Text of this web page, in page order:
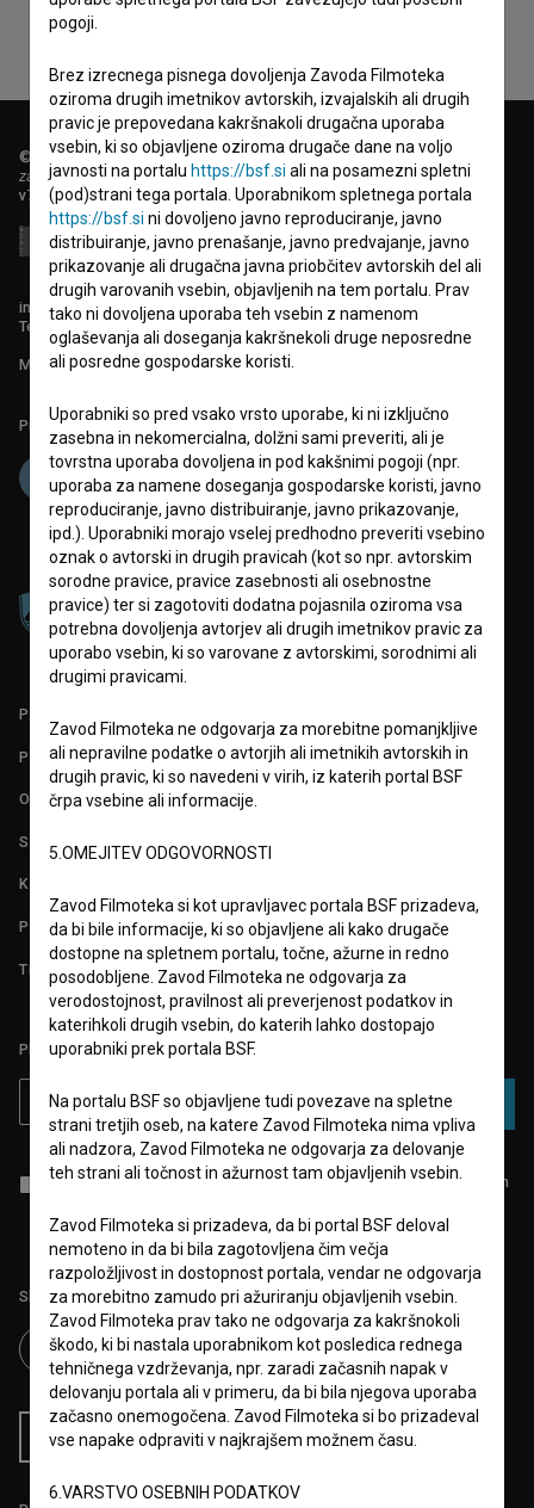
© 2018-2026, Filmoteka,
zavod za širjenje filmske kulture
v7.151.0
info@filmoteka.si
Tehnična pomoč: podpora@bsf.si
Mednarodna številka ISSN 2670-787X
Projekt sofinancira:
PARTNERJI
POGOJI UPORABE
O PROJEKTU
STATISTIKA
KONTAKT
POGOSTA VPRAŠANJA
TEST FUNKCIONALNOSTI
PRIJAVITE SE NA BSF NOVIČNIK:
PRIJAVA
Sprejemamsplošne pogojein dajemsoglasjeza zbiranje, hrambo in
Sledite nam na:
RSS novice RSS dogodki
pogoji.
Brez izrecnega pisnega dovoljenja Zavoda Filmoteka
oziroma drugih imetnikov avtorskih, izvajalskih ali drugih
pravic je prepovedana kakršnakoli drugačna uporaba
vsebin, ki so objavljene oziroma drugače dane na voljo
javnosti na portalu https://bsf.si ali na posamezni spletni
(pod)strani tega portala. Uporabnikom spletnega portala
https://bsf.si ni dovoljeno javno reproduciranje, javno
distribuiranje, javno prenašanje, javno predvajanje, javno
prikazovanje ali drugačna javna priobčitev avtorskih del ali
drugih varovanih vsebin, objavljenih na tem portalu. Prav
tako ni dovoljena uporaba teh vsebin z namenom
oglaševanja ali doseganja kakršnekoli druge neposredne
ali posredne gospodarske koristi.
Uporabniki so pred vsako vrsto uporabe, ki ni izključno
zasebna in nekomercialna, dolžni sami preveriti, ali je
tovrstna uporaba dovoljena in pod kakšnimi pogoji (npr.
uporaba za namene doseganja gospodarske koristi, javno
reproduciranje, javno distribuiranje, javno prikazovanje,
ipd.). Uporabniki morajo vselej predhodno preveriti vsebino
oznak o avtorski in drugih pravicah (kot so npr. avtorskim
sorodne pravice, pravice zasebnosti ali osebnostne
pravice) ter si zagotoviti dodatna pojasnila oziroma vsa
potrebna dovoljenja avtorjev ali drugih imetnikov pravic za
uporabo vsebin, ki so varovane z avtorskimi, sorodnimi ali
drugimi pravicami.
Zavod Filmoteka ne odgovarja za morebitne pomanjkljive
ali nepravilne podatke o avtorjih ali imetnikih avtorskih in
drugih pravic, ki so navedeni v virih, iz katerih portal BSF
črpa vsebine ali informacije.
5.OMEJITEV ODGOVORNOSTI
Zavod Filmoteka si kot upravljavec portala BSF prizadeva,
da bi bile informacije, ki so objavljene ali kako drugače
dostopne na spletnem portalu, točne, ažurne in redno
posodobljene. Zavod Filmoteka ne odgovarja za
verodostojnost, pravilnost ali preverjenost podatkov in
katerihkoli drugih vsebin, do katerih lahko dostopajo
uporabniki prek portala BSF.
Na portalu BSF so objavljene tudi povezave na spletne
strani tretjih oseb, na katere Zavod Filmoteka nima vpliva
ali nadzora, Zavod Filmoteka ne odgovarja za delovanje
teh strani ali točnost in ažurnost tam objavljenih vsebin.
Zavod Filmoteka si prizadeva, da bi portal BSF deloval
nemoteno in da bi bila zagotovljena čim večja
razpoložljivost in dostopnost portala, vendar ne odgovarja
za morebitno zamudo pri ažuriranju objavljenih vsebin.
Zavod Filmoteka prav tako ne odgovarja za kakršnokoli
škodo, ki bi nastala uporabnikom kot posledica rednega
tehničnega vzdrževanja, npr. zaradi začasnih napak v
delovanju portala ali v primeru, da bi bila njegova uporaba
začasno onemogočena. Zavod Filmoteka si bo prizadeval
vse napake odpraviti v najkrajšem možnem času.
6.VARSTVO OSEBNIH PODATKOV